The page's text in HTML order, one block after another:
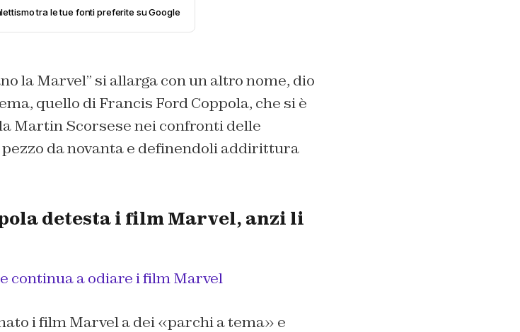
tra le tue fonti preferite su Google
la Marvel” si allarga con un altro nome, dio
quello di Francis Ford Coppola, che si è
Martin Scorsese nei confronti delle
da novanta e definendoli addirittura
detesta i film Marvel, anzi li
continua a odiare i film Marvel
i film Marvel a dei «parchi a tema» e